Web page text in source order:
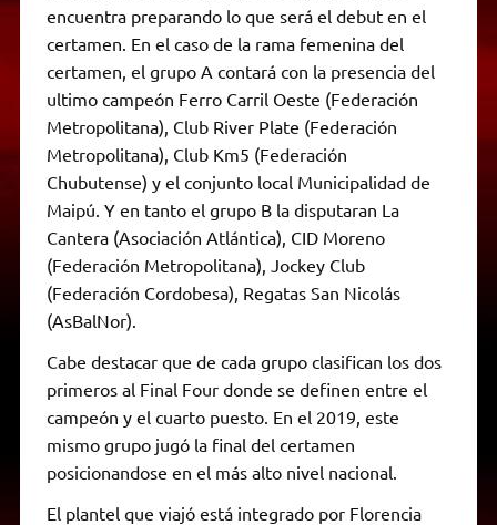
encuentra preparando lo que será el debut en el
certamen. En el caso de la rama femenina del
certamen, el grupo A contará con la presencia del
ultimo campeón Ferro Carril Oeste (Federación
Metropolitana), Club River Plate (Federación
Metropolitana), Club Km5 (Federación
Chubutense) y el conjunto local Municipalidad de
Maipú. Y en tanto el grupo B la disputaran La
Cantera (Asociación Atlántica), CID Moreno
(Federación Metropolitana), Jockey Club
(Federación Cordobesa), Regatas San Nicolás
(AsBalNor).
Cabe destacar que de cada grupo clasifican los dos
primeros al Final Four donde se definen entre el
campeón y el cuarto puesto. En el 2019, este
mismo grupo jugó la final del certamen
posicionandose en el más alto nivel nacional.
El plantel que viajó está integrado por Florencia